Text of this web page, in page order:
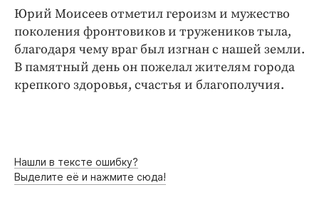
Юрий Моисеев отметил героизм и мужество
поколения фронтовиков и тружеников тыла,
благодаря чему враг был изгнан с нашей земли.
В памятный день он пожелал жителям города
крепкого здоровья, счастья и благополучия.
Нашли в тексте ошибку?
Выделите её и нажмите сюда!